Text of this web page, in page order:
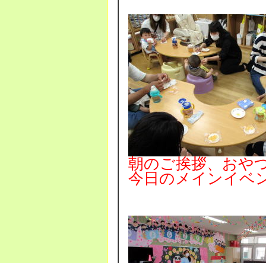
朝のご挨拶、おや
今日のメインイベ